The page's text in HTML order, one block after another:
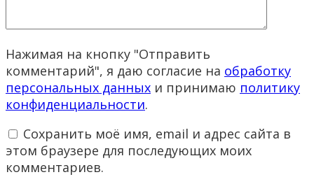
Нажимая на кнопку "Отправить
комментарий", я даю согласие на обработку
персональных данных и принимаю политику
конфиденциальности.
Сохранить моё имя, email и адрес сайта в
этом браузере для последующих моих
комментариев.